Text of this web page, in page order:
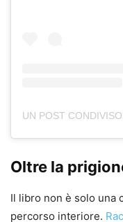
Oltre la
Il libro non è solo una
percorso interiore.